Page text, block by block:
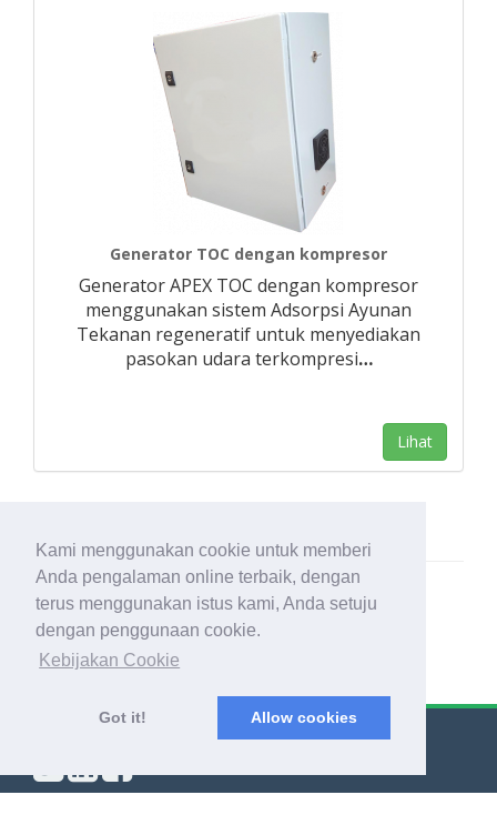
Kami menggunakan cookie untuk memberi
Anda pengalaman online terbaik, dengan
terus menggunakan istus kami, Anda setuju
dengan penggunaan cookie.
Kebijakan Cookie
Got it! Allow cookies
Generator TOC dengan kompresor
Generator APEX TOC dengan kompresor
menggunakan sistem Adsorpsi Ayunan
Tekanan regeneratif untuk menyediakan
pasokan udara terkompresi…
Lihat
© Export Worldwide 2026